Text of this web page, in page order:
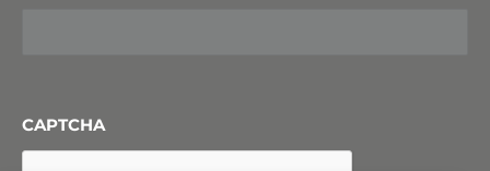
CAPTCHA